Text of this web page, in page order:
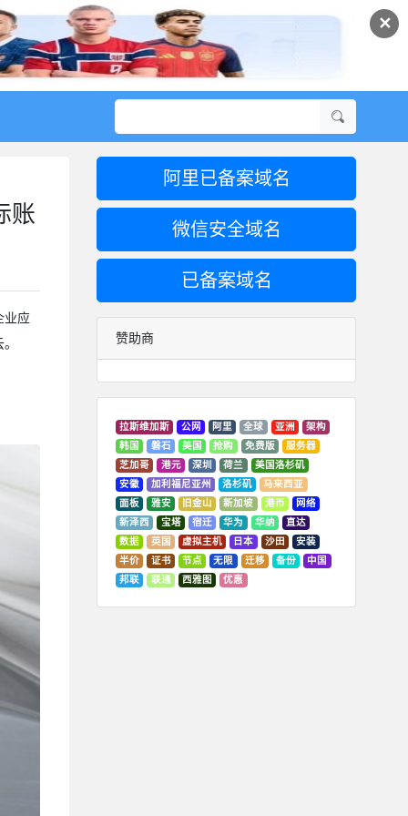
✕
账
业应
阿里已备案域名
微信安全域名
已备案域名
赞助商
拉斯维加斯 公网 阿里 全球 亚洲
架构
韩国
磐石 美国 抢购 免费版
服务器
芝加哥
港元 深圳 荷兰
美国洛杉矶
安徽
加利福尼亚州 洛杉矶
马来西亚
面板
雅安 旧金山 新加坡 港币
网络
新泽西
宝塔 宿迁 华为 华纳
直达
数据
英国 虚拟主机 日本 沙田
安装
半价
证书 节点 无限 迁移 备份
中国
邦联
联通 西雅图 优惠